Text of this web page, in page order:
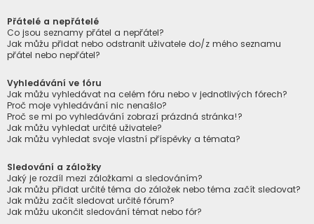
Přátelé a nepřátelé
Co jsou seznamy přátel a nepřátel?
Jak můžu přidat nebo odstranit uživatele do/z mého seznamu
přátel nebo nepřátel?
Vyhledávání ve fóru
Jak můžu vyhledávat na celém fóru nebo v jednotlivých fórech?
Proč moje vyhledávání nic nenašlo?
Proč se mi po vyhledávání zobrazí prázdná stránka!?
Jak můžu vyhledat určité uživatele?
Jak můžu vyhledat svoje vlastní příspěvky a témata?
Sledování a záložky
Jaký je rozdíl mezi záložkami a sledováním?
Jak můžu přidat určité téma do záložek nebo téma začít sledovat?
Jak můžu začít sledovat určité fórum?
Jak můžu ukončit sledování témat nebo fór?